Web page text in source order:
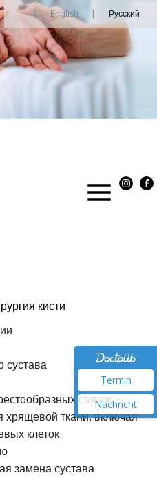
| English Русский
кисти
сустава
связок
хрящевой ткани, включая
клеток
замена сустава
Termin
Nachricht